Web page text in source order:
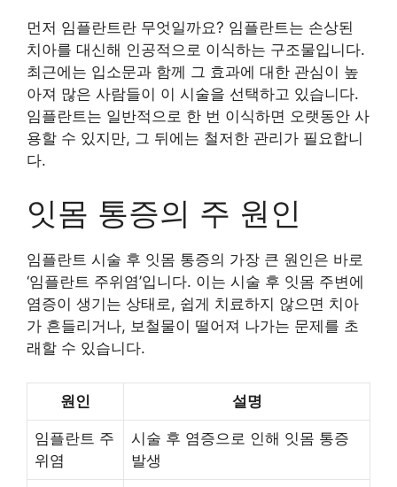
먼저 임플란트란 무엇일까요? 임플란트는 손상된
치아를 대신해 인공적으로 이식하는 구조물입니다.
최근에는 입소문과 함께 그 효과에 대한 관심이 높
아져 많은 사람들이 이 시술을 선택하고 있습니다.
임플란트는 일반적으로 한 번 이식하면 오랫동안 사
용할 수 있지만, 그 뒤에는 철저한 관리가 필요합니
다.
잇몸 통증의 주 원인
임플란트 시술 후 잇몸 통증의 가장 큰 원인은 바로
‘임플란트 주위염’입니다. 이는 시술 후 잇몸 주변에
염증이 생기는 상태로, 쉽게 치료하지 않으면 치아
가 흔들리거나, 보철물이 떨어져 나가는 문제를 초
래할 수 있습니다.
원인 설명
임플란트 주
위염
시술 후 염증으로 인해 잇몸 통증
발생